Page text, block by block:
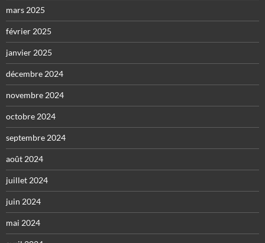
mars 2025
février 2025
janvier 2025
décembre 2024
novembre 2024
octobre 2024
septembre 2024
août 2024
juillet 2024
juin 2024
mai 2024